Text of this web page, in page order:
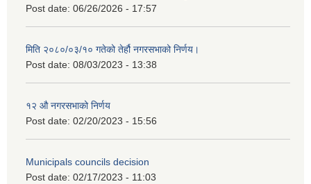
Post date: 06/26/2026 - 17:57
मिति २०८०/०३/१० गतेको तेर्हौ नगरसभाको निर्णय।
Post date: 08/03/2023 - 13:38
१२ औ नगरसभाको निर्णय
Post date: 02/20/2023 - 15:56
Municipals councils decision
Post date: 02/17/2023 - 11:03